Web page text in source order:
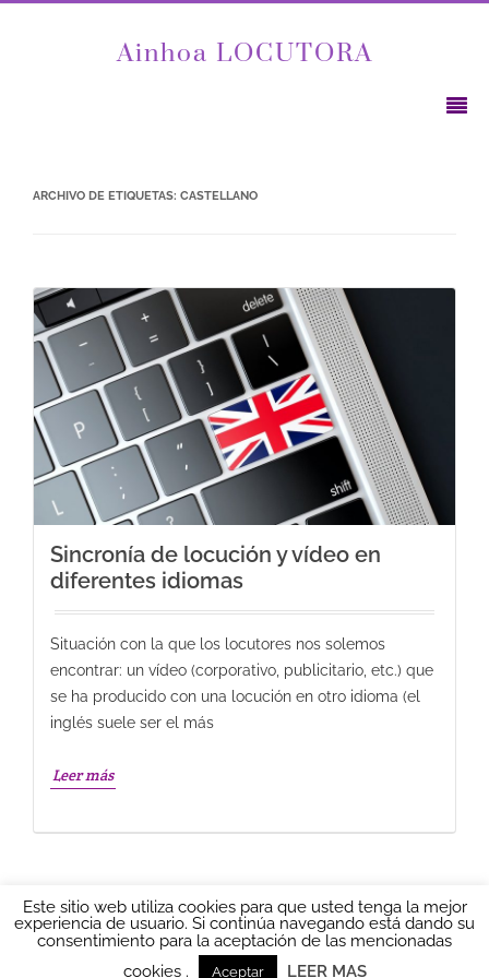
Ainhoa LOCUTORA
ARCHIVO DE ETIQUETAS: CASTELLANO
Sincronía de locución y vídeo en
diferentes idiomas
Situación con la que los locutores nos solemos
encontrar: un vídeo (corporativo, publicitario, etc.) que
se ha producido con una locución en otro idioma (el
inglés suele ser el más
Leer más
Este sitio web utiliza cookies para que usted tenga la mejor
experiencia de usuario. Si continúa navegando está dando su
consentimiento para la aceptación de las mencionadas
cookies .
Aceptar LEER MAS